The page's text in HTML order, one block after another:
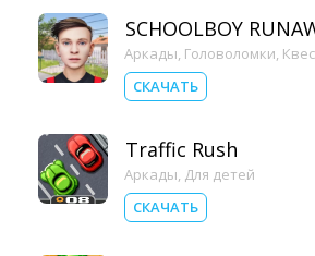
SCHOOLBOY
Аркады, Головоломки,
СКАЧАТЬ
Traffic Rush
Аркады, Для детей
СКАЧАТЬ